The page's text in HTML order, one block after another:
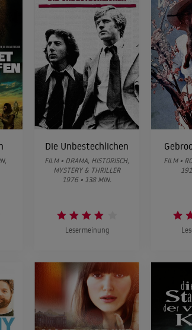
Die Unbestechlichen
FILM • DRAMA, HISTORISCH,
MYSTERY & THRILLER
1976 • 138 MIN.
Lesermeinung
FILM •